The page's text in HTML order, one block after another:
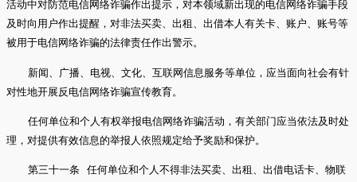
活动中对防范电信网络诈骗作出提示，对本领域新出现的电信网络诈骗手段
及时向用户作出提醒，对非法买卖、出租、出借本人有关卡、账户、账号等
被用于电信网络诈骗的法律责任作出警示。
新闻、广播、电视、文化、互联网信息服务等单位，应当面向社会有针
对性地开展反电信网络诈骗宣传教育。
任何单位和个人有权举报电信网络诈骗活动，有关部门应当依法及时处
理，对提供有效信息的举报人依照规定给予奖励和保护。
第三十一条 任何单位和个人不得非法买卖、出租、出借电话卡、物联